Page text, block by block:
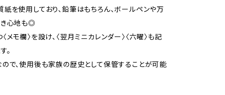
を使用しており、鉛筆はもちろん、ボールペンや万
き心地も◎
メモ欄〉を設け、〈翌月ミニカレンダー〉〈六曜〉も記
。
で、使用後も家族の歴史として保管することが可能